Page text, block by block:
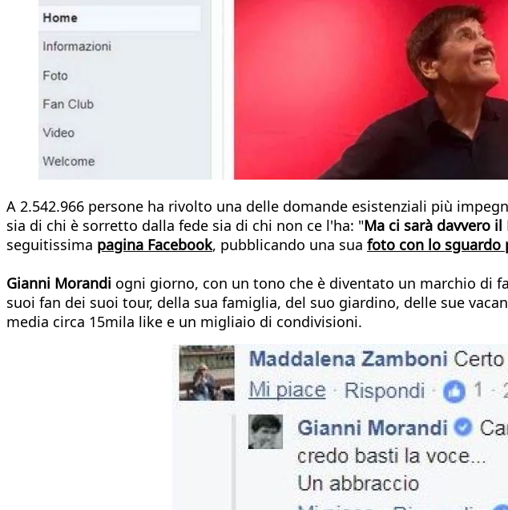
A 2.542.966 persone ha rivolto una delle domande esistenziali più
sia di chi è sorretto dalla fede sia di chi non ce l'ha: "Ma ci sarà davvero il
seguitissima pagina Facebook, pubblicando una sua foto con lo sguardo
Gianni Morandi ogni giorno, con un tono che è diventato un marchio di
suoi fan dei suoi tour, della sua famiglia, del suo giardino, delle sue
media circa 15mila like e un migliaio di condivisioni.